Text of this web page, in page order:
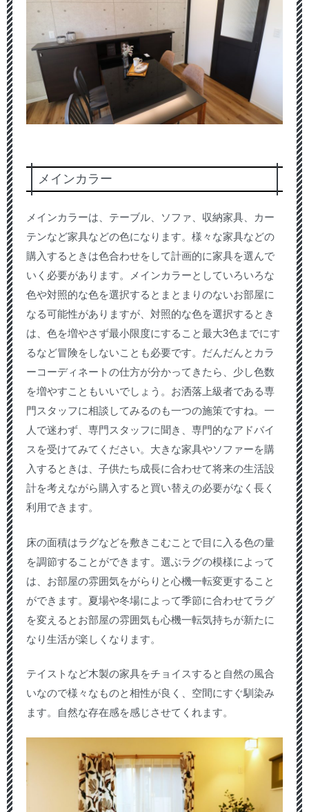
メインカラー
メインカラーは、テーブル、ソファ、収納家具、カー
テンなど家具などの色になります。様々な家具などの
購入するときは色合わせをして計画的に家具を選んで
いく必要があります。メインカラーとしていろいろな
色や対照的な色を選択するとまとまりのないお部屋に
なる可能性がありますが、対照的な色を選択するとき
は、色を増やさず最小限度にすること最大3色までにす
るなど冒険をしないことも必要です。だんだんとカラ
ーコーディネートの仕方が分かってきたら、少し色数
を増やすこともいいでしょう。お洒落上級者である専
門スタッフに相談してみるのも一つの施策ですね。一
人で迷わず、専門スタッフに聞き、専門的なアドバイ
スを受けてみてください。大きな家具やソファーを購
入するときは、子供たち成長に合わせて将来の生活設
計を考えながら購入すると買い替えの必要がなく長く
利用できます。
床の面積はラグなどを敷きこむことで目に入る色の量
を調節することができます。選ぶラグの模様によって
は、お部屋の雰囲気をがらりと心機一転変更すること
ができます。夏場や冬場によって季節に合わせてラグ
を変えるとお部屋の雰囲気も心機一転気持ちが新たに
なり生活が楽しくなります。
テイストなど木製の家具をチョイスすると自然の風合
いなので様々なものと相性が良く、空間にすぐ馴染み
ます。自然な存在感を感じさせてくれます。